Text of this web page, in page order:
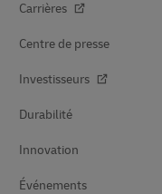
Carrières
Centre de presse
Investisseurs
Durabilité
Innovation
Événements